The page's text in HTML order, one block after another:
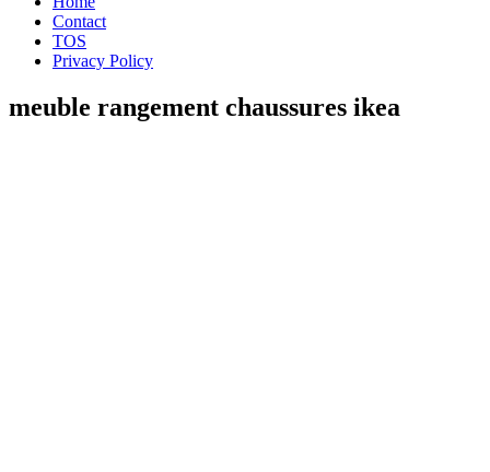
Contact
TOS
Privacy Policy
meuble rangement chaussures ikea